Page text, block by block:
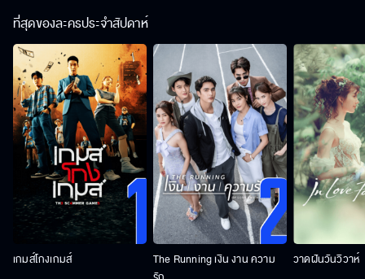
ที่สุดของละครประจำสัปดาห์
เกมส์โกงเกมส์
The Running เงิน งาน ความ
วาดฝันวันวิวาห์